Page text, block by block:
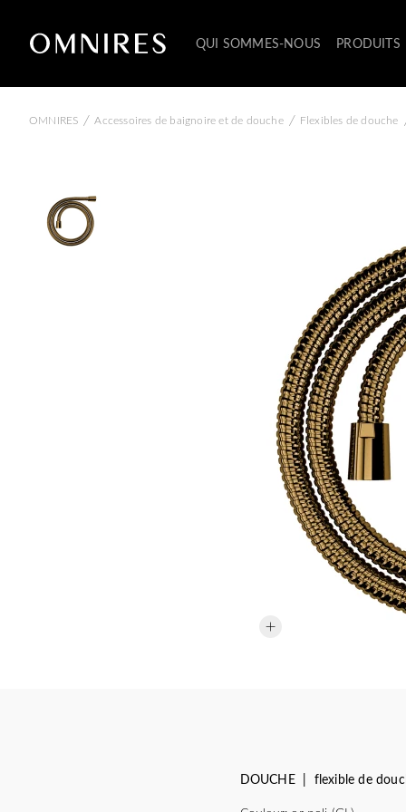
QUI SOMMES-NOUS PRODUITS
OMNIRES / Accessoires de baignoire et de douche / Flexibles de douche
DOUCHE | flexible de